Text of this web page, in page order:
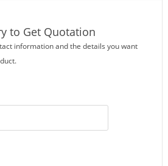
to Get Quotation
information and the details you want